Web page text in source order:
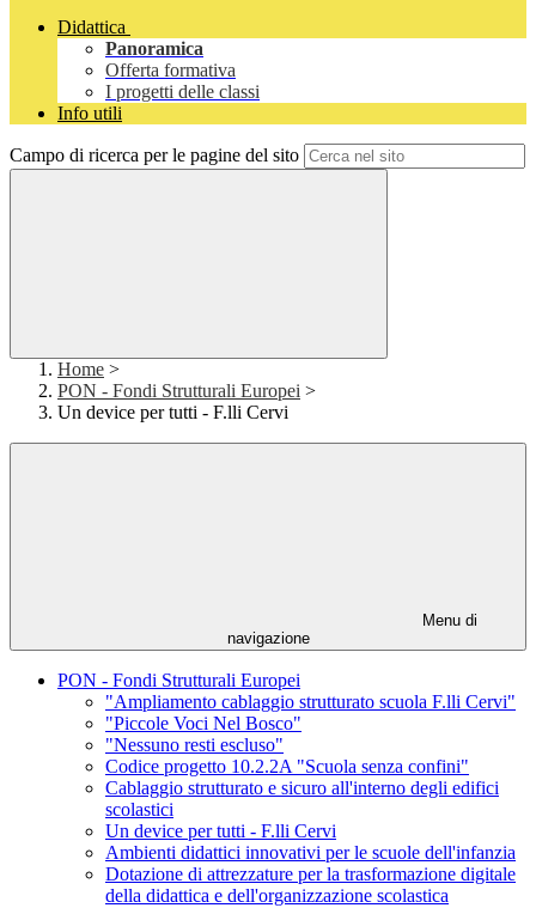
Didattica
Panoramica
Offerta formativa
I progetti delle classi
Info utili
Campo di ricerca per le pagine del sito
Home >
PON - Fondi Strutturali Europei >
Un device per tutti - F.lli Cervi
Menu di
navigazione
PON - Fondi Strutturali Europei
"Ampliamento cablaggio strutturato scuola F.lli Cervi"
"Piccole Voci Nel Bosco"
"Nessuno resti escluso"
Codice progetto 10.2.2A "Scuola senza confini"
Cablaggio strutturato e sicuro all'interno degli edifici
scolastici
Un device per tutti - F.lli Cervi
Ambienti didattici innovativi per le scuole dell'infanzia
Dotazione di attrezzature per la trasformazione digitale
della didattica e dell'organizzazione scolastica